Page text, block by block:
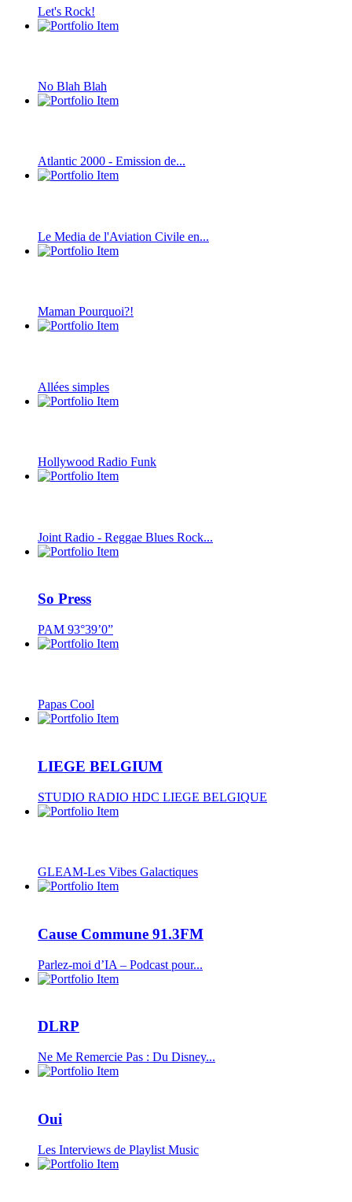
Let's Rock!
No Blah Blah
Atlantic 2000 - Emission de...
Le Media de l'Aviation Civile en...
Maman Pourquoi?!
Allées simples
Hollywood Radio Funk
Joint Radio - Reggae Blues Rock...
So Press
PAM 93°39’0”
Papas Cool
LIEGE BELGIUM
STUDIO RADIO HDC LIEGE BELGIQUE
GLEAM-Les Vibes Galactiques
Cause Commune 91.3FM
Parlez-moi d’IA – Podcast pour...
DLRP
Ne Me Remercie Pas : Du Disney...
Oui
Les Interviews de Playlist Music